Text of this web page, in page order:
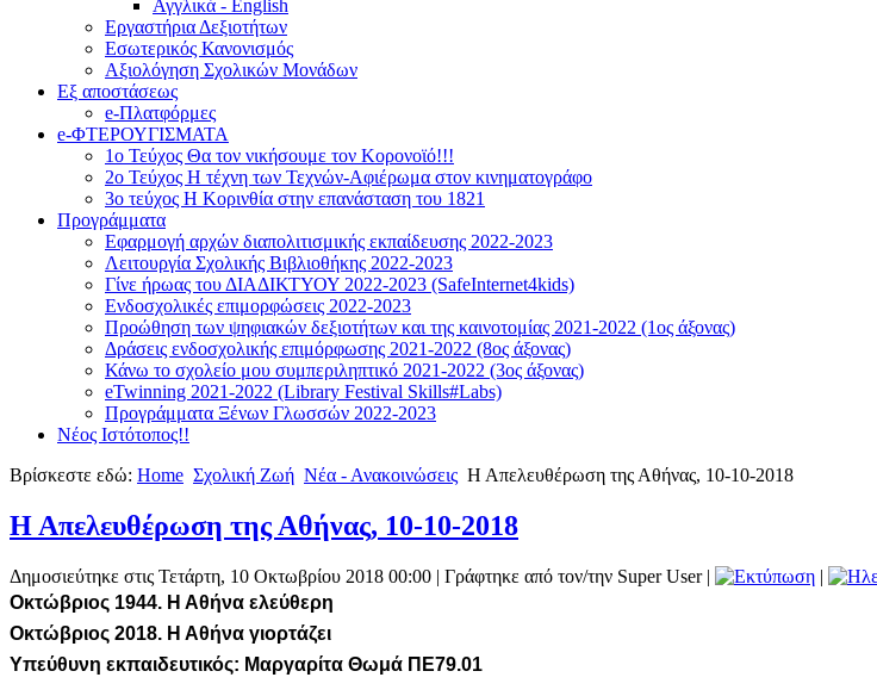
Αγγλικά - English
Εργαστήρια Δεξιοτήτων
Εσωτερικός Κανονισμός
Αξιολόγηση Σχολικών Μονάδων
Εξ αποστάσεως
e-Πλατφόρμες
e-ΦΤΕΡΟΥΓΙΣΜΑΤΑ
1ο Τεύχος Θα τον νικήσουμε τον Κορονοϊό!!!
2ο Τεύχος Η τέχνη των Τεχνών-Αφιέρωμα στον κινηματογράφο
3ο τεύχος Η Κορινθία στην επανάσταση του 1821
Προγράμματα
Εφαρμογή αρχών διαπολιτισμικής εκπαίδευσης 2022-2023
Λειτουργία Σχολικής Βιβλιοθήκης 2022-2023
Γίνε ήρωας του ΔΙΑΔΙΚΤΥΟΥ 2022-2023 (SafeInternet4kids)
Ενδοσχολικές επιμορφώσεις 2022-2023
Προώθηση των ψηφιακών δεξιοτήτων και της καινοτομίας 2021-2022 (1ος άξονας)
Δράσεις ενδοσχολικής επιμόρφωσης 2021-2022 (8ος άξονας)
Κάνω το σχολείο μου συμπεριληπτικό 2021-2022 (3ος άξονας)
eTwinning 2021-2022 (Library Festival Skills#Labs)
Προγράμματα Ξένων Γλωσσών 2022-2023
Νέος Ιστότοπος!!
Βρίσκεστε εδώ: Home Σχολική Ζωή Νέα - Ανακοινώσεις Η Απελευθέρωση της Αθήνας, 10-10-2018
Η Απελευθέρωση της Αθήνας, 10-10-2018
Δημοσιεύτηκε στις Τετάρτη, 10 Οκτωβρίου 2018 00:00 | Γράφτηκε από τον/την Super User| |
Οκτώβριος 1944. Η Αθήνα ελεύθερη
Οκτώβριος 2018. Η Αθήνα γιορτάζει
Υπεύθυνη εκπαιδευτικός: Μαργαρίτα Θωμά ΠΕ79.01